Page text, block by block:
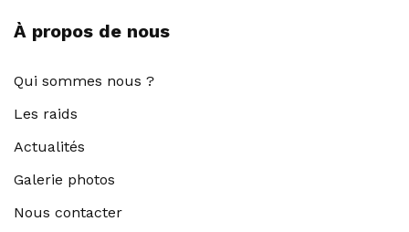
À propos de nous
Qui sommes nous ?
Les raids
Actualités
Galerie photos
Nous contacter